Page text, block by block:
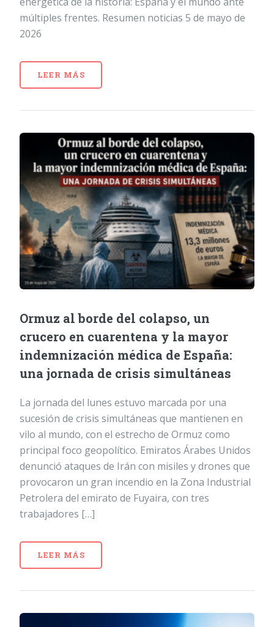
múltiples frentes. Resumen noticias 5 de mayo de
2026
LEER MÁS
Ormuz al borde del colapso, un
crucero en cuarentena y la mayor
indemnización médica de España:
una jornada de crisis simultáneas
La jornada del lunes estuvo marcada por una
sucesión de crisis simultáneas que mantienen en
vilo al mundo, con el estrecho de Ormuz como
principal foco geopolítico. Emiratos Árabes Unidos
denunció ataques de Irán con misiles y drones que
provocaron un gran incendio en la Zona Industrial
Petrolera del emirato de Fuyaira, con tres
trabajadores […]
LEER MÁS